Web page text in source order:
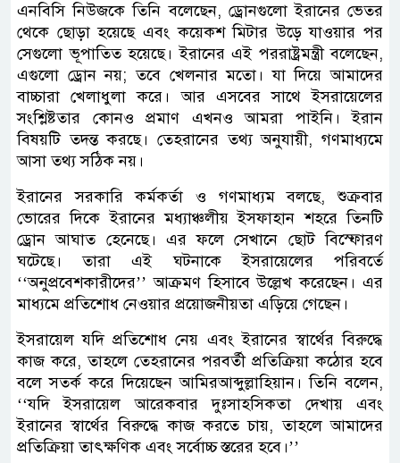
এনবিসি নিউজকে তিনি বলেছেন, ড্রোনগুলো ইরানের ভেতর
থেকে ছোড়া হয়েছে এবং কয়েকশ মিটার উড়ে যাওয়ার পর
সেগুলো ভূপাতিত হয়েছে। ইরানের এই পররাষ্ট্রমন্ত্রী বলেছেন,
এগুলো ড্রোন নয়; তবে খেলনার মতো। যা দিয়ে আমাদের
বাচ্চারা খেলাধুলা করে। আর এসবের সাথে ইসরায়েলের
সংশ্লিষ্টতার কোনও প্রমাণ এখনও আমরা পাইনি। ইরান
বিষয়টি তদন্ত করছে। তেহরানের তথ্য অনুযায়ী, গণমাধ্যমে
আসা তথ্য সঠিক নয়।
ইরানের সরকারি কর্মকর্তা ও গণমাধ্যম বলছে, শুক্রবার
ভোরের দিকে ইরানের মধ্যাঞ্চলীয় ইসফাহান শহরে তিনটি
ড্রোন আঘাত হেনেছে। এর ফলে সেখানে ছোট বিস্ফোরণ
ঘটেছে। তারা এই ঘটনাকে ইসরায়েলের পরিবর্তে
‌‌‘‘অনুপ্রবেশকারীদের’’ আক্রমণ হিসাবে উল্লেখ করেছেন। এর
মাধ্যমে প্রতিশোধ নেওয়ার প্রয়োজনীয়তা এড়িয়ে গেছেন।
ইসরায়েল যদি প্রতিশোধ নেয় এবং ইরানের স্বার্থের বিরুদ্ধে
কাজ করে, তাহলে তেহরানের পরবর্তী প্রতিক্রিয়া কঠোর হবে
বলে সতর্ক করে দিয়েছেন আমিরআব্দুল্লাহিয়ান। তিনি বলেন,
‘‘যদি ইসরায়েল আরেকবার দুঃসাহসিকতা দেখায় এবং
ইরানের স্বার্থের বিরুদ্ধে কাজ করতে চায়, তাহলে আমাদের
প্রতিক্রিয়া তাৎক্ষণিক এবং সর্বোচ্চ স্তরের হবে।’’